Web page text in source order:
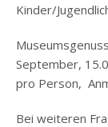
Kinder/
September,
pro Person,
Bei weiteren